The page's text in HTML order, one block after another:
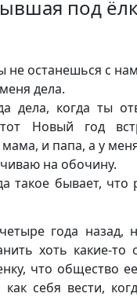
под
останешься с
дела.
дела, когда ты
Новый год
и папа, а у
на обочину.
такое бывает, что
года назад,
хоть какие-то
что общество
себя вести,